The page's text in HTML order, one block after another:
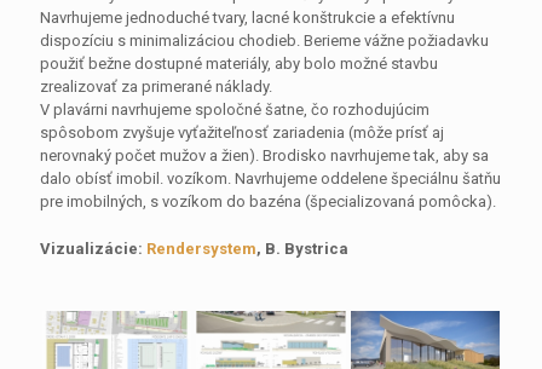
Navrhujeme jednoduché tvary, lacné konštrukcie a efektívnu
dispozíciu s minimalizáciou chodieb. Berieme vážne požiadavku
použiť bežne dostupné materiály, aby bolo možné stavbu
zrealizovať za primerané náklady.
V plavárni navrhujeme spoločné šatne, čo rozhodujúcim
spôsobom zvyšuje vyťažiteľnosť zariadenia (môže prísť aj
nerovnaký počet mužov a žien). Brodisko navrhujeme tak, aby sa
dalo obísť imobil. vozíkom. Navrhujeme oddelene špeciálnu šatňu
pre imobilných, s vozíkom do bazéna (špecializovaná pomôcka).
Vizualizácie: Rendersystem, B. Bystrica